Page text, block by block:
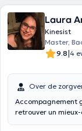
Laura
Kinesist
Master,
9.8|4
Over de
Accompagnement
retrouver un